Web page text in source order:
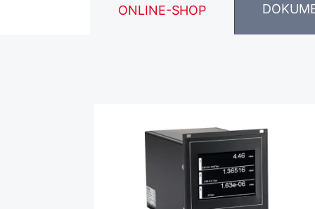
ONLINE-SHOP